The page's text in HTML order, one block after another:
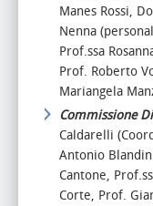
Manes Rossi,
Nenna
Prof.ssa
Prof. Roberto
Mariangela
Commissione
Caldarelli
Antonio
Cantone,
Corte, Prof.